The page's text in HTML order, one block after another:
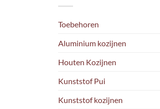
Toebehoren
Aluminium kozijnen
Houten Kozijnen
Kunststof Pui
Kunststof kozijnen